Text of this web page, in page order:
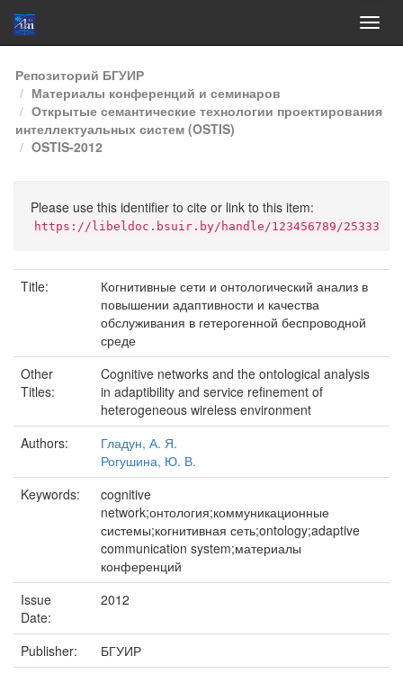
Skip
navigation
Репозиторий БГУИР
Материалы конференций и семинаров
Открытые семантические технологии проектирования
интеллектуальных систем (OSTIS)
OSTIS-2012
Please use this identifier to cite or link to this item:
https://libeldoc.bsuir.by/handle/123456789/25333
Title:
Когнитивные сети и онтологический анализ в
повышении адаптивности и качества
обслуживания в гетерогенной беспроводной
среде
Other
Titles:
Cognitive networks and the ontological analysis
in adaptibility and service refinement of
heterogeneous wireless environment
Authors:
Гладун, А. Я.
Рогушина, Ю. В.
Keywords:
cognitive
network;онтология;коммуникационные
системы;когнитивная сеть;ontology;adaptive
communication system;материалы
конференций
Issue
Date:
2012
Publisher:
БГУИР